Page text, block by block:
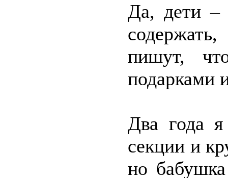
Да, дети –
пишут,
подарками
Два года
секции и
но